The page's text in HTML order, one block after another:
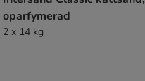
oparfymerad
2 x 14 kg